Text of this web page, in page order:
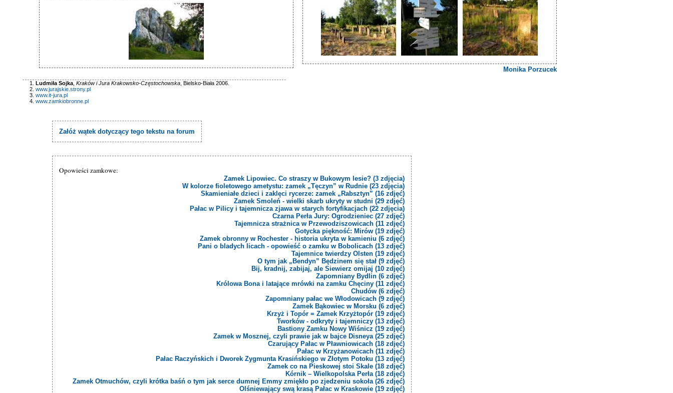
Monika Porzucek
Ludmiła Sojka ,Kraków i Jura Krakowsko-Częstochowska , Bielsko-Biała 2006.
www.jurajskie.strony.pl
www.it-jura.pl
www.zamkiobronne.pl
Załóż wątek dotyczący tego tekstu na forum
Opowieści zamkowe:
Zamek Lipowiec. Co straszy w Bukowym lesie? (3 zdjęcia)
W kolorze fioletowego ametystu: zamek „Tęczyn” w Rudnie (23 zdjęcia)
Skamieniałe dzieci i zaklęci rycerze: zamek „Rabsztyn” (16 zdjęć)
Zamek Smoleń - wielki skarb ukryty w studni (29 zdjęć)
Pałac w Pilicy i tajemnicza zjawa w starych fortyfikacjach (22 zdjęcia)
Czarna Perła Jury: Ogrodzieniec (27 zdjęć)
Tajemnicza strażnica w Przewodziszowicach (11 zdjęć)
Gotycka piękność: Mirów (19 zdjęć)
Zamek obronny w Rochester - historia ukryta w kamieniu (6 zdjęć)
Pani o bladych licach - opowieść o zamku w Bobolicach (13 zdjęć)
Tajemnice twierdzy Olsten (19 zdjęć)
O tym jak „Bendyn” Będzinem się stał (9 zdjęć)
Bij, kradnij, zabijaj, ale Siewierz omijaj (10 zdjęć)
Zapomniany Bydlin (6 zdjęć)
Królowa Bona i latające mrówki na zamku Chęciny (11 zdjęć)
Chudów (6 zdjęć)
Zapomniany pałac we Włodowicach (9 zdjęć)
Zamek Bąkowiec w Morsku (6 zdjęć)
Krzyż i Topór = Zamek Krzyżtopór (19 zdjęć)
Tworków - odkryty i tajemniczy (13 zdjęć)
Bastiony Zamku Nowy Wiśnicz (19 zdjęć)
Zamek w Mosznej, czyli prawie jak w bajce Disneya (25 zdjęć)
Czarujący Pałac w Pławniowicach (18 zdjęć)
Pałac w Krzyżanowicach (11 zdjęć)
Pałac Raczyńskich i Dworek Zygmunta Krasińskiego w Złotym Potoku (13 zdjęć)
Zamek co na Pieskowej stoi Skale (18 zdjęć)
Kórnik – Wielkopolska Perła (18 zdjęć)
Zamek Otmuchów, czyli krótka baśń o tym jak serce dumnej Emmy zmiękło po zjedzeniu sokoła (26 zdjęć)
Olśniewający swą krasą Pałac w Kraskowie (19 zdjęć)